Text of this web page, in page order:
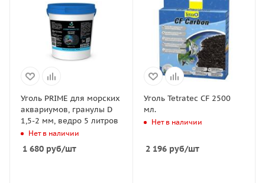
Уголь PRIME для морских
аквариумов, гранулы D
1,5-2 мм, ведро 5 литров
Нет в наличии
1 680 руб/шт
Уголь Tetratec CF 2500
мл.
Нет в наличии
2 196руб/шт